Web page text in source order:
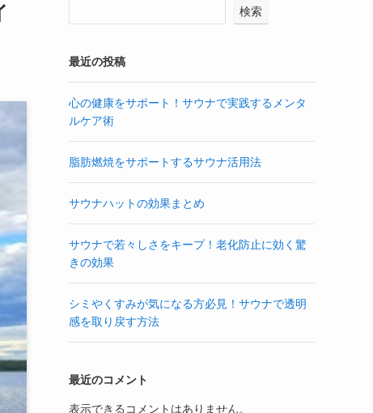
検索
最近の投稿
心の健康をサポート！サウナで実践するメンタ
ルケア術
脂肪燃焼をサポートするサウナ活用法
サウナハットの効果まとめ
サウナで若々しさをキープ！老化防止に効く驚
きの効果
シミやくすみが気になる方必見！サウナで透明
感を取り戻す方法
最近のコメント
表示できるコメントはありません。